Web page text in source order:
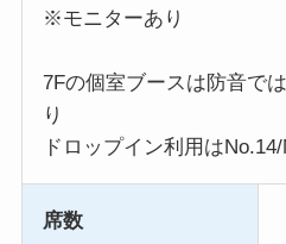
※モニターあり
7Fの個室ブースは防音で
り
ドロップイン利用はNo.14/
席数